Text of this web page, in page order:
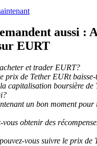
mégadonnées, y compris des
etc.
aussi :
EURT
et trader EURT?
prix de Tether EURt
capitalisation boursière de
un bon moment pour
vous obtenir des
vous suivre le prix de